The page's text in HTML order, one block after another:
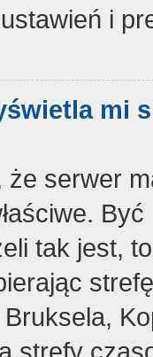
i
mi
serwer
tak jest,